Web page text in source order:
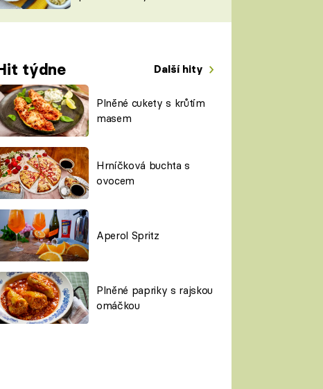
týdne Další hity
Plněné cukety s krůtím
masem
Hrníčková buchta s
ovocem
Aperol Spritz
Plněné papriky s rajskou
omáčkou